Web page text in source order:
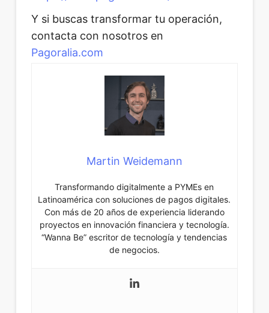
Y si buscas transformar tu operación,
contacta con nosotros en
Pagoralia.com
Martin Weidemann
Transformando digitalmente a PYMEs en
Latinoamérica con soluciones de pagos digitales.
Con más de 20 años de experiencia liderando
proyectos en innovación financiera y tecnología.
“Wanna Be” escritor de tecnología y tendencias
de negocios.